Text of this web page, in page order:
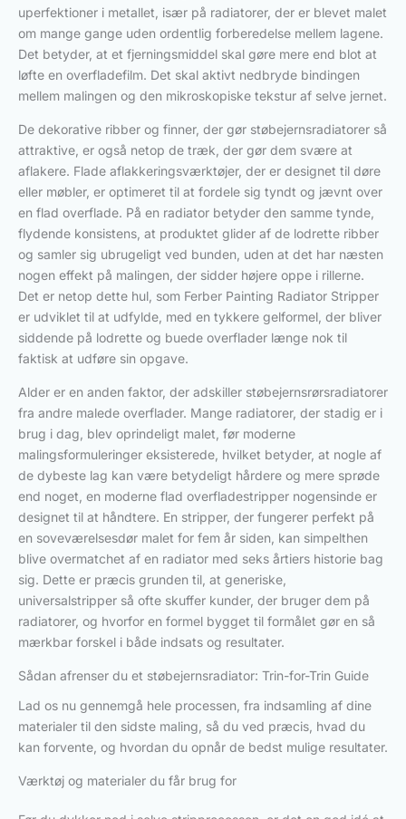
uperfektioner i metallet, især på radiatorer, der er blevet malet
om mange gange uden ordentlig forberedelse mellem lagene.
Det betyder, at et fjerningsmiddel skal gøre mere end blot at
løfte en overfladefilm. Det skal aktivt nedbryde bindingen
mellem malingen og den mikroskopiske tekstur af selve jernet.
De dekorative ribber og finner, der gør støbejernsradiatorer så
attraktive, er også netop de træk, der gør dem svære at
aflakere. Flade aflakkeringsværktøjer, der er designet til døre
eller møbler, er optimeret til at fordele sig tyndt og jævnt over
en flad overflade. På en radiator betyder den samme tynde,
flydende konsistens, at produktet glider af de lodrette ribber
og samler sig ubrugeligt ved bunden, uden at det har næsten
nogen effekt på malingen, der sidder højere oppe i rillerne.
Det er netop dette hul, som Ferber Painting Radiator Stripper
er udviklet til at udfylde, med en tykkere gelformel, der bliver
siddende på lodrette og buede overflader længe nok til
faktisk at udføre sin opgave.
Alder er en anden faktor, der adskiller støbejernsrørsradiatorer
fra andre malede overflader. Mange radiatorer, der stadig er i
brug i dag, blev oprindeligt malet, før moderne
malingsformuleringer eksisterede, hvilket betyder, at nogle af
de dybeste lag kan være betydeligt hårdere og mere sprøde
end noget, en moderne flad overfladestripper nogensinde er
designet til at håndtere. En stripper, der fungerer perfekt på
en soveværelsesdør malet for fem år siden, kan simpelthen
blive overmatchet af en radiator med seks årtiers historie bag
sig. Dette er præcis grunden til, at generiske,
universalstripper så ofte skuffer kunder, der bruger dem på
radiatorer, og hvorfor en formel bygget til formålet gør en så
mærkbar forskel i både indsats og resultater.
Sådan afrenser du et støbejernsradiator: Trin-for-Trin Guide
Lad os nu gennemgå hele processen, fra indsamling af dine
materialer til den sidste maling, så du ved præcis, hvad du
kan forvente, og hvordan du opnår de bedst mulige resultater.
Værktøj og materialer du får brug for